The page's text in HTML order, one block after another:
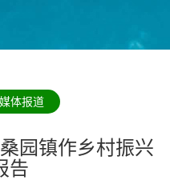
媒体报道
园镇作乡村振兴
告